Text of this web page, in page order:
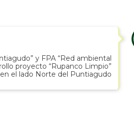
y FPA “Red ambiental
proyecto “Rupanco Limpio”
el lado Norte del Puntiagudo